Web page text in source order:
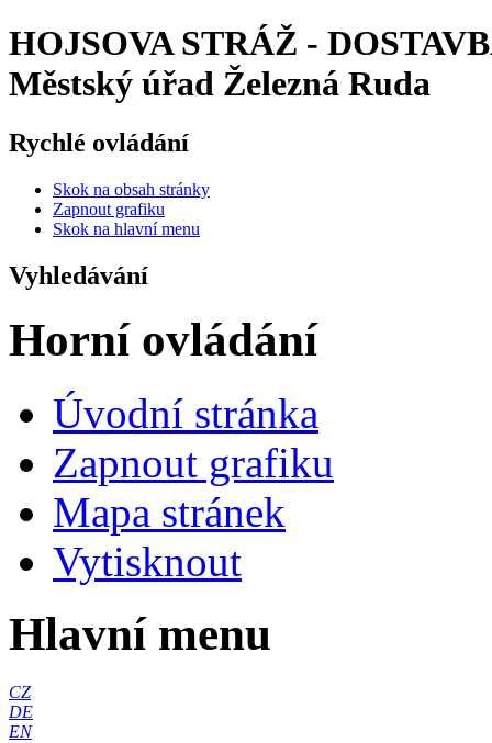
HOJSOVA STRÁŽ -
Městský úřad Železná Ruda
Rychlé ovládání
Skok na obsah stránky
Zapnout grafiku
Skok na hlavní menu
Vyhledávání
Horní ovládání
Úvodní stránka
Zapnout grafiku
Mapa stránek
Vytisknout
Hlavní menu
CZ
DE
EN